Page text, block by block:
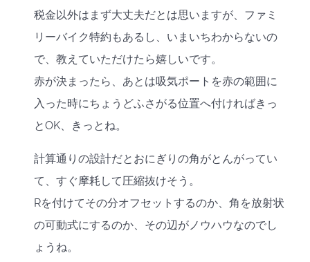
税金以外はまず大丈夫だとは思いますが、ファミ
リーバイク特約もあるし、いまいちわからないの
で、教えていただけたら嬉しいです。
赤が決まったら、あとは吸気ポートを赤の範囲に
入った時にちょうどふさがる位置へ付ければきっ
とOK、きっとね。
計算通りの設計だとおにぎりの角がとんがってい
て、すぐ摩耗して圧縮抜けそう。
Rを付けてその分オフセットするのか、角を放射状
の可動式にするのか、その辺がノウハウなのでし
ょうね。